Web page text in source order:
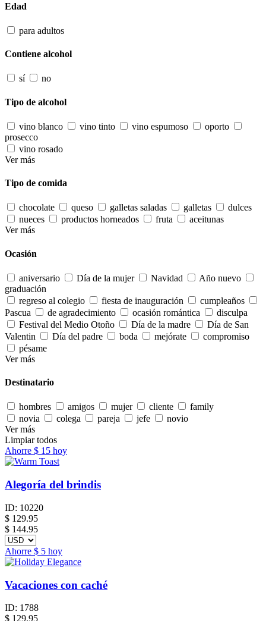
Edad
para adultos
Contiene alcohol
sí no
Tipo de alcohol
vino blanco vino tinto vino espumoso
oporto
prosecco
vino rosado
Ver más
Tipo de comida
chocolate queso galletas saladas galletas
dulces
nueces
productos horneados fruta
aceitunas
Ver más
Ocasión
aniversario Día de la mujer Navidad
Año nuevo
graduación
regreso al colegio
fiesta de inauguración
cumpleaños
Pascua
de agradecimiento ocasión romántica
disculpa
Festival del Medio Otoño
Día de la madre
Día de San
Valentin
Día del padre boda mejórate
compromiso
pésame
Ver más
Destinatario
hombres amigos mujer cliente
family
novia
colega pareja jefe
novio
Ver más
Limpiar todos
Ahorre $ 15 hoy
Alegoría del brindis
ID: 10220
$ 129.95
$ 144.95
Ahorre $ 5 hoy
Vacaciones con caché
ID: 1788
$ 129.95